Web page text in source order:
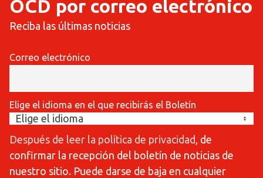
OCD por correo electrónico
Reciba las últimas noticias
Correo electrónico
Elige el idioma en el que recibirás el Boletín
Después de leer la política de privacidad, de
confirmar la recepción del boletín de noticias de
nuestro sitio. Puede darse de baja en cualquier